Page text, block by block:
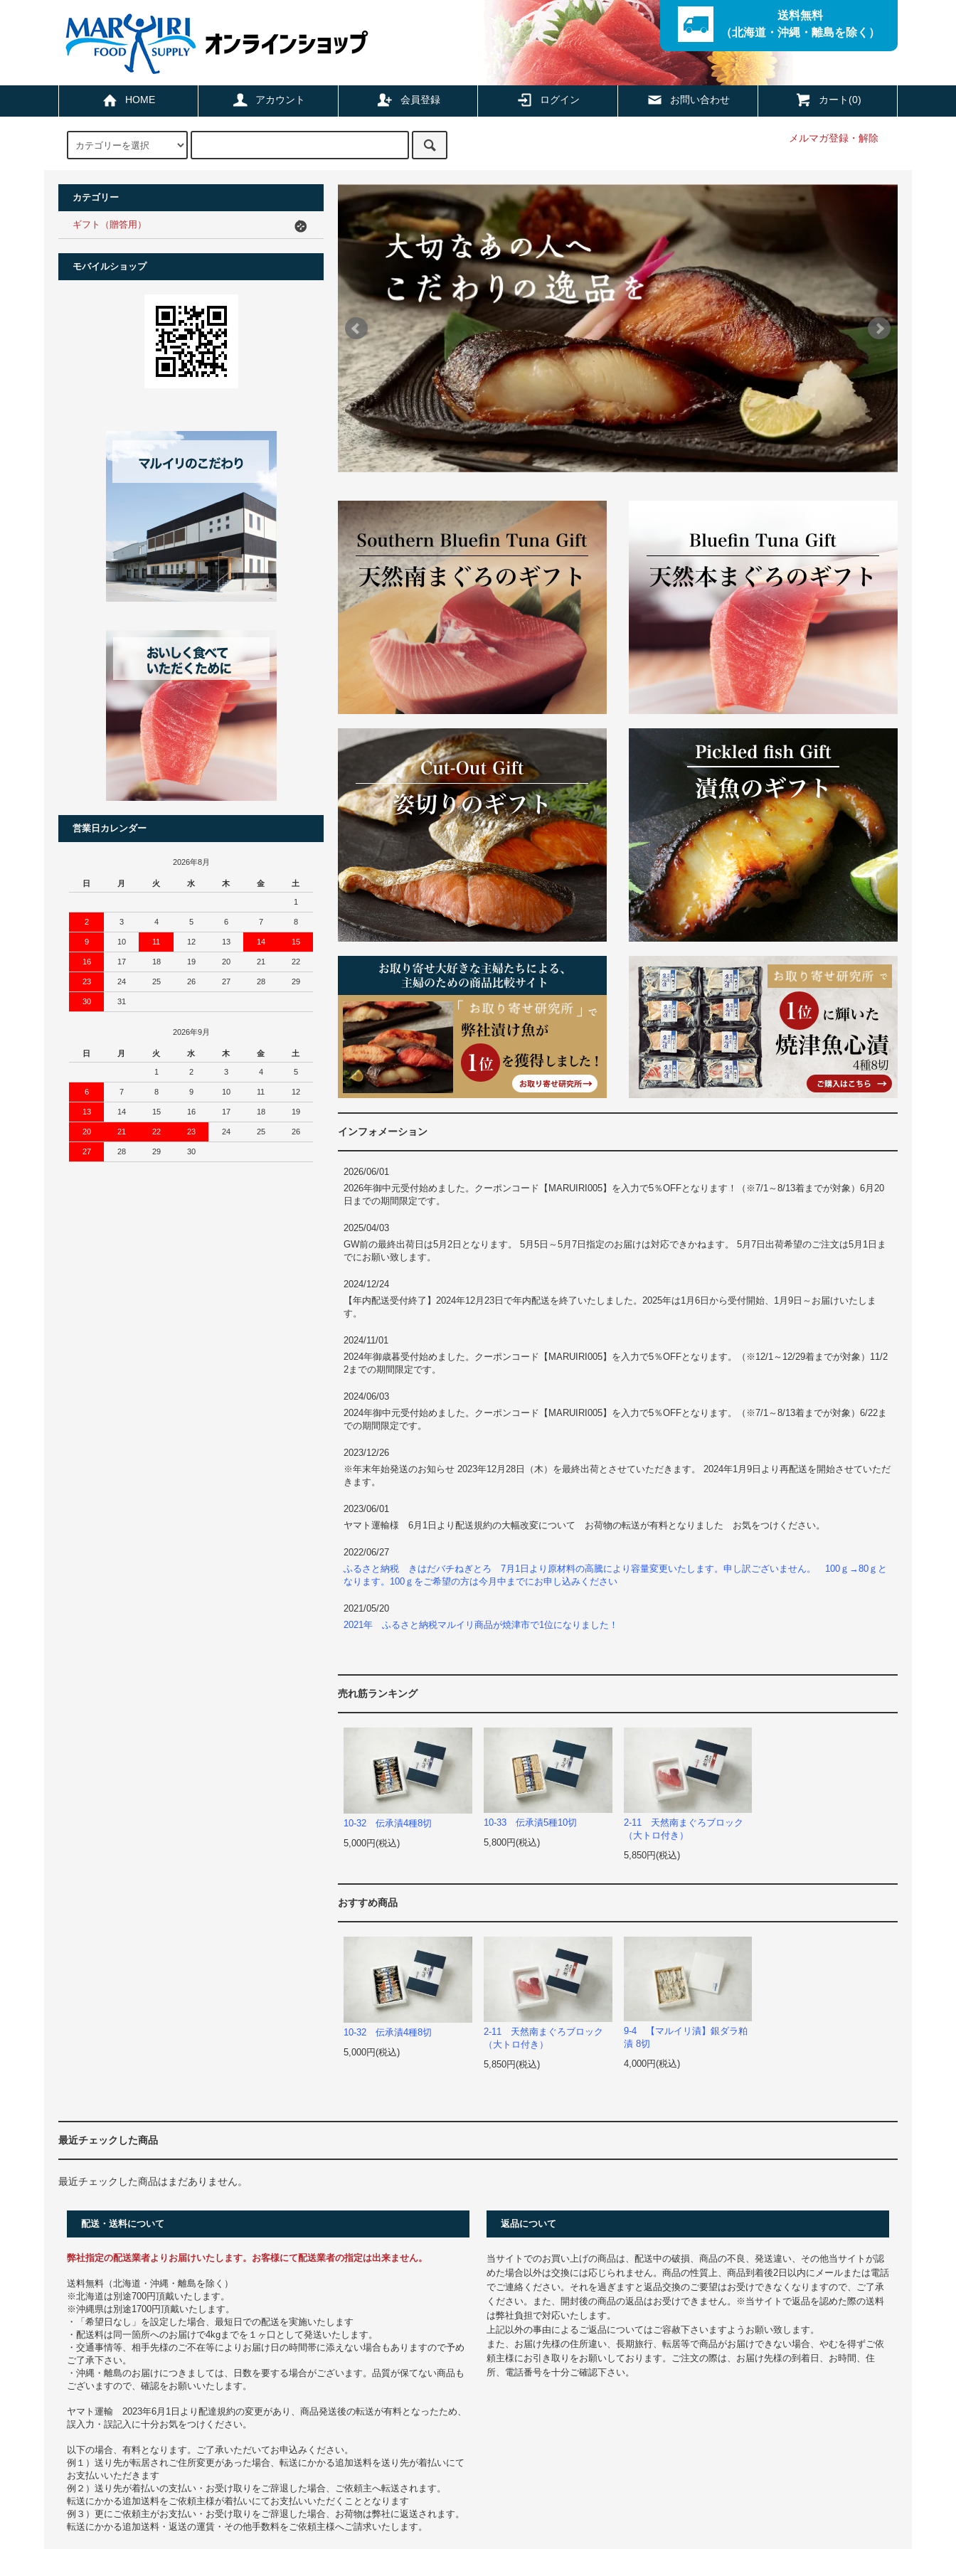
送料無料
（北海道・沖縄・離島を除く）
HOME アカウント 会員登録 ログイン お問い合わせ カート(0)
メルマガ登録・解除
インフォメーション
2026/06/01
2026年御中元受付始めました。クーポンコード【MARUIRI005】を入力で5％OFFとなります！（※7/1～8/13着までが対象）6月20
日までの期間限定です。
2025/04/03
GW前の最終出荷日は5月2日となります。 5月5日～5月7日指定のお届けは対応できかねます。 5月7日出荷希望のご注文は5月1日ま
でにお願い致します。
2024/12/24
【年内配送受付終了】2024年12月23日で年内配送を終了いたしました。2025年は1月6日から受付開始、1月9日～お届けいたしま
す。
2024/11/01
2024年御歳暮受付始めました。クーポンコード【MARUIRI005】を入力で5％OFFとなります。（※12/1～12/29着までが対象）11/2
2までの期間限定です。
2024/06/03
2024年御中元受付始めました。クーポンコード【MARUIRI005】を入力で5％OFFとなります。（※7/1～8/13着までが対象）6/22ま
での期間限定です。
2023/12/26
※年末年始発送のお知らせ 2023年12月28日（木）を最終出荷とさせていただきます。 2024年1月9日より再配送を開始させていただ
きます。
2023/06/01
ヤマト運輸様 6月1日より配送規約の大幅改変について お荷物の転送が有料となりました お気をつけください。
2022/06/27
ふるさと納税 きはだバチねぎとろ 7月1日より原材料の高騰により容量変更いたします。申し訳ございません。 100ｇ→80ｇと
なります。100ｇをご希望の方は今月中までにお申し込みください
2021/05/20
2021年 ふるさと納税マルイリ商品が焼津市で1位になりました！
売れ筋ランキング
10-32 伝承漬4種8切
5,000円(税込)
10-33 伝承漬5種10切
5,800円(税込)
2-11 天然南まぐろブロック
（大トロ付き）
5,850円(税込)
おすすめ商品
10-32 伝承漬4種8切
5,000円(税込)
2-11 天然南まぐろブロック
（大トロ付き）
5,850円(税込)
9-4 【マルイリ漬】銀ダラ粕
漬 8切
4,000円(税込)
カテゴリー
ギフト（贈答用）
モバイルショップ
営業日カレンダー
2026年8月
日 月 火 水 木 金 土
1
2 3 4 5 6 7 8
9 10 11 12 13 14 15
16 17 18 19 20 21 22
23 24 25 26 27 28 29
30 31
2026年9月
日 月 火 水 木 金 土
1 2 3 4 5
6 7 8 9 10 11 12
13 14 15 16 17 18 19
20 21 22 23 24 25 26
27 28 29 30
最近チェックした商品
最近チェックした商品はまだありません。
配送・送料について
弊社指定の配送業者よりお届けいたします。お客様にて配送業者の指定は出来ません。
送料無料（北海道・沖縄・離島を除く）
※北海道は別途700円頂戴いたします。
※沖縄県は別途1700円頂戴いたします。
・「希望日なし」を設定した場合、最短日での配送を実施いたします
・配送料は同一箇所へのお届けで4kgまでを１ヶ口として発送いたします。
・交通事情等、相手先様のご不在等によりお届け日の時間帯に添えない場合もありますので予め
ご了承下さい。
・沖縄・離島のお届けにつきましては、日数を要する場合がございます。品質が保てない商品も
ございますので、確認をお願いいたします。
ヤマト運輸 2023年6月1日より配達規約の変更があり、商品発送後の転送が有料となったため、
誤入力・誤記入に十分お気をつけください。
以下の場合、有料となります。ご了承いただいてお申込みください。
例１）送り先が転居されご住所変更があった場合、転送にかかる追加送料を送り先が着払いにて
お支払いいただきます
例２）送り先が着払いの支払い・お受け取りをご辞退した場合、ご依頼主へ転送されます。
転送にかかる追加送料をご依頼主様が着払いにてお支払いいただくこととなります
例３）更にご依頼主がお支払い・お受け取りをご辞退した場合、お荷物は弊社に返送されます。
転送にかかる追加送料・返送の運賃・その他手数料をご依頼主様へご請求いたします。
返品について
当サイトでのお買い上げの商品は、配送中の破損、商品の不良、発送違い、その他当サイトが認
めた場合以外は交換には応じられません。商品の性質上、商品到着後2日以内にメールまたは電話
でご連絡ください。それを過ぎますと返品交換のご要望はお受けできなくなりますので、ご了承
ください。また、開封後の商品の返品はお受けできません。※当サイトで返品を認めた際の送料
は弊社負担で対応いたします。
上記以外の事由によるご返品についてはご容赦下さいますようお願い致します。
また、お届け先様の住所違い、長期旅行、転居等で商品がお届けできない場合、やむを得ずご依
頼主様にお引き取りをお願いしております。ご注文の際は、お届け先様の到着日、お時間、住
所、電話番号を十分ご確認下さい。